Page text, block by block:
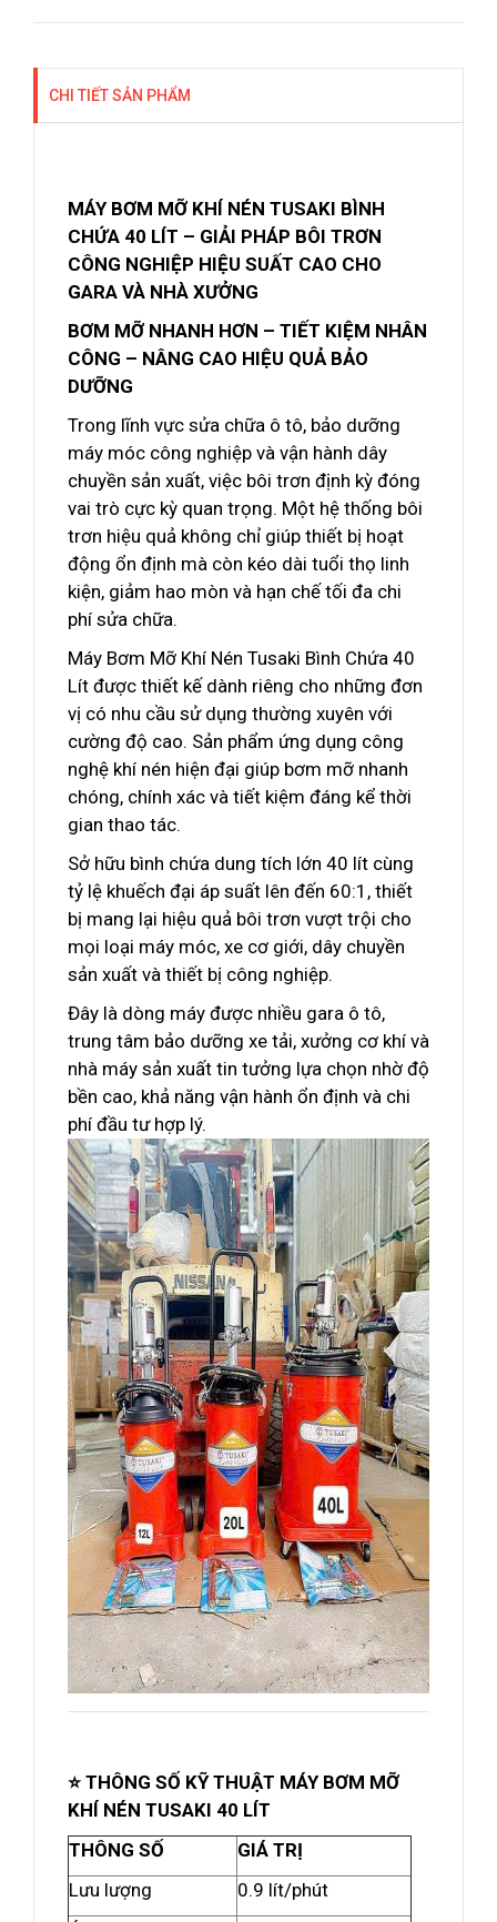
CHI TIẾT SẢN PHẨM
MÁY BƠM MỠ KHÍ NÉN TUSAKI BÌNH
CHỨA 40 LÍT – GIẢI PHÁP BÔI TRƠN
CÔNG NGHIỆP HIỆU SUẤT CAO CHO
GARA VÀ NHÀ XƯỞNG
BƠM MỠ NHANH HƠN – TIẾT KIỆM NHÂN
CÔNG – NÂNG CAO HIỆU QUẢ BẢO
DƯỠNG
Trong lĩnh vực sửa chữa ô tô, bảo dưỡng
máy móc công nghiệp và vận hành dây
chuyền sản xuất, việc bôi trơn định kỳ đóng
vai trò cực kỳ quan trọng. Một hệ thống bôi
trơn hiệu quả không chỉ giúp thiết bị hoạt
động ổn định mà còn kéo dài tuổi thọ linh
kiện, giảm hao mòn và hạn chế tối đa chi
phí sửa chữa.
Máy Bơm Mỡ Khí Nén Tusaki Bình Chứa 40
Lít được thiết kế dành riêng cho những đơn
vị có nhu cầu sử dụng thường xuyên với
cường độ cao. Sản phẩm ứng dụng công
nghệ khí nén hiện đại giúp bơm mỡ nhanh
chóng, chính xác và tiết kiệm đáng kể thời
gian thao tác.
Sở hữu bình chứa dung tích lớn 40 lít cùng
tỷ lệ khuếch đại áp suất lên đến 60:1, thiết
bị mang lại hiệu quả bôi trơn vượt trội cho
mọi loại máy móc, xe cơ giới, dây chuyền
sản xuất và thiết bị công nghiệp.
Đây là dòng máy được nhiều gara ô tô,
trung tâm bảo dưỡng xe tải, xưởng cơ khí và
nhà máy sản xuất tin tưởng lựa chọn nhờ độ
bền cao, khả năng vận hành ổn định và chi
phí đầu tư hợp lý.
⭐ THÔNG SỐ KỸ THUẬT MÁY BƠM MỠ
KHÍ NÉN TUSAKI 40 LÍT
THÔNG SỐ
GIÁ TRỊ
Lưu lượng
0.9 lít/phút